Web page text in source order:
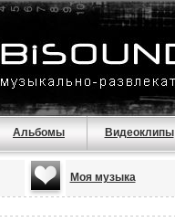
Альбомы Видеоклипы
Моя музыка